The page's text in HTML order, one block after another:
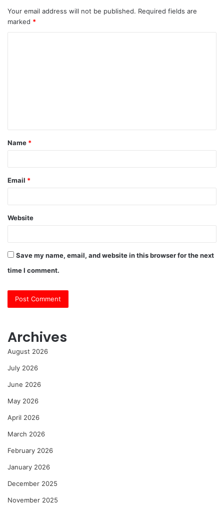
Your email address will not be published. Required fields are
marked *
t
*
Name *
Email *
Website
Save my name, email, and website in this browser for the next
time I comment.
Archives
August 2026
July 2026
June 2026
May 2026
April 2026
March 2026
February 2026
January 2026
December 2025
November 2025